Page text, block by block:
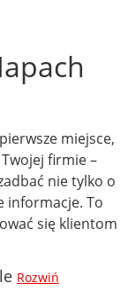
miejsce,
firmie –
nie tylko o
informacje. To
się klientom
Rozwiń